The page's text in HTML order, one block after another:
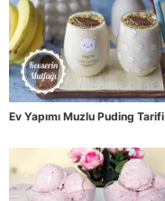
Ev Yapımı Muzlu Puding Tarifi